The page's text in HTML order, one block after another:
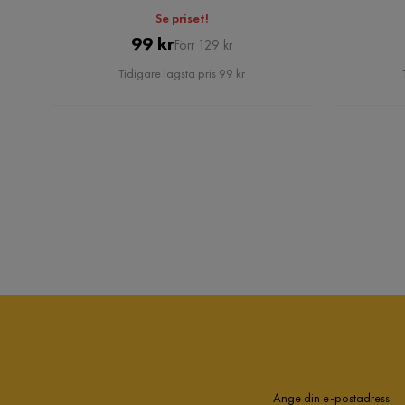
Se priset!
Pris
99 kr Original
Pris
Förr 129 kr
Tidigare lägsta pris 99 kr
Ange din e-postadress